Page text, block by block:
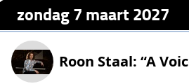
zondag 7 maart 2027
Roon Staal: “A